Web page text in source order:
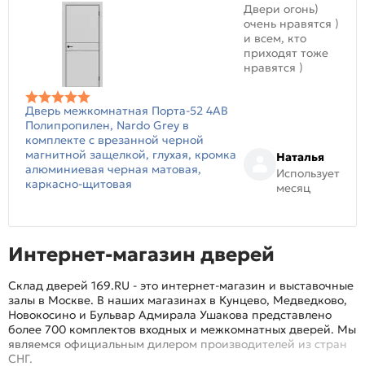
Дверь межкомнатная Порта-52 4AB
Полипропилен, Nardo Grey в
комплекте с врезанной черной
магнитной защелкой, глухая, кромка
алюминиевая черная матовая,
каркасно-щитовая
Двери огонь)
очень нравятся )
и всем, кто
приходят тоже
нравятся )
Наталья
Использует
месяц
Интернет-магазин дверей
Склад дверей 169.RU - это интернет-магазин и выставочные
залы в Москве. В наших магазинах в Кунцево, Медведково,
Новокосино и Бульвар Адмирала Ушакова представлено
более 700 комплектов входных и межкомнатных дверей. Мы
являемся официальным дилером производителей из стран
СНГ.